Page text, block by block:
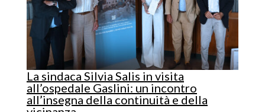
La sindaca Silvia Salis in visita
all’ospedale Gaslini: un incontro
all’insegna della continuità e della